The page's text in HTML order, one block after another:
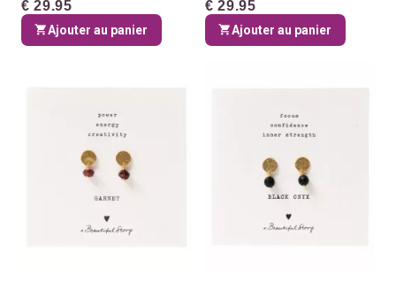
€ 29.95
Ajouter au panier
€ 29.95
Ajouter au panier